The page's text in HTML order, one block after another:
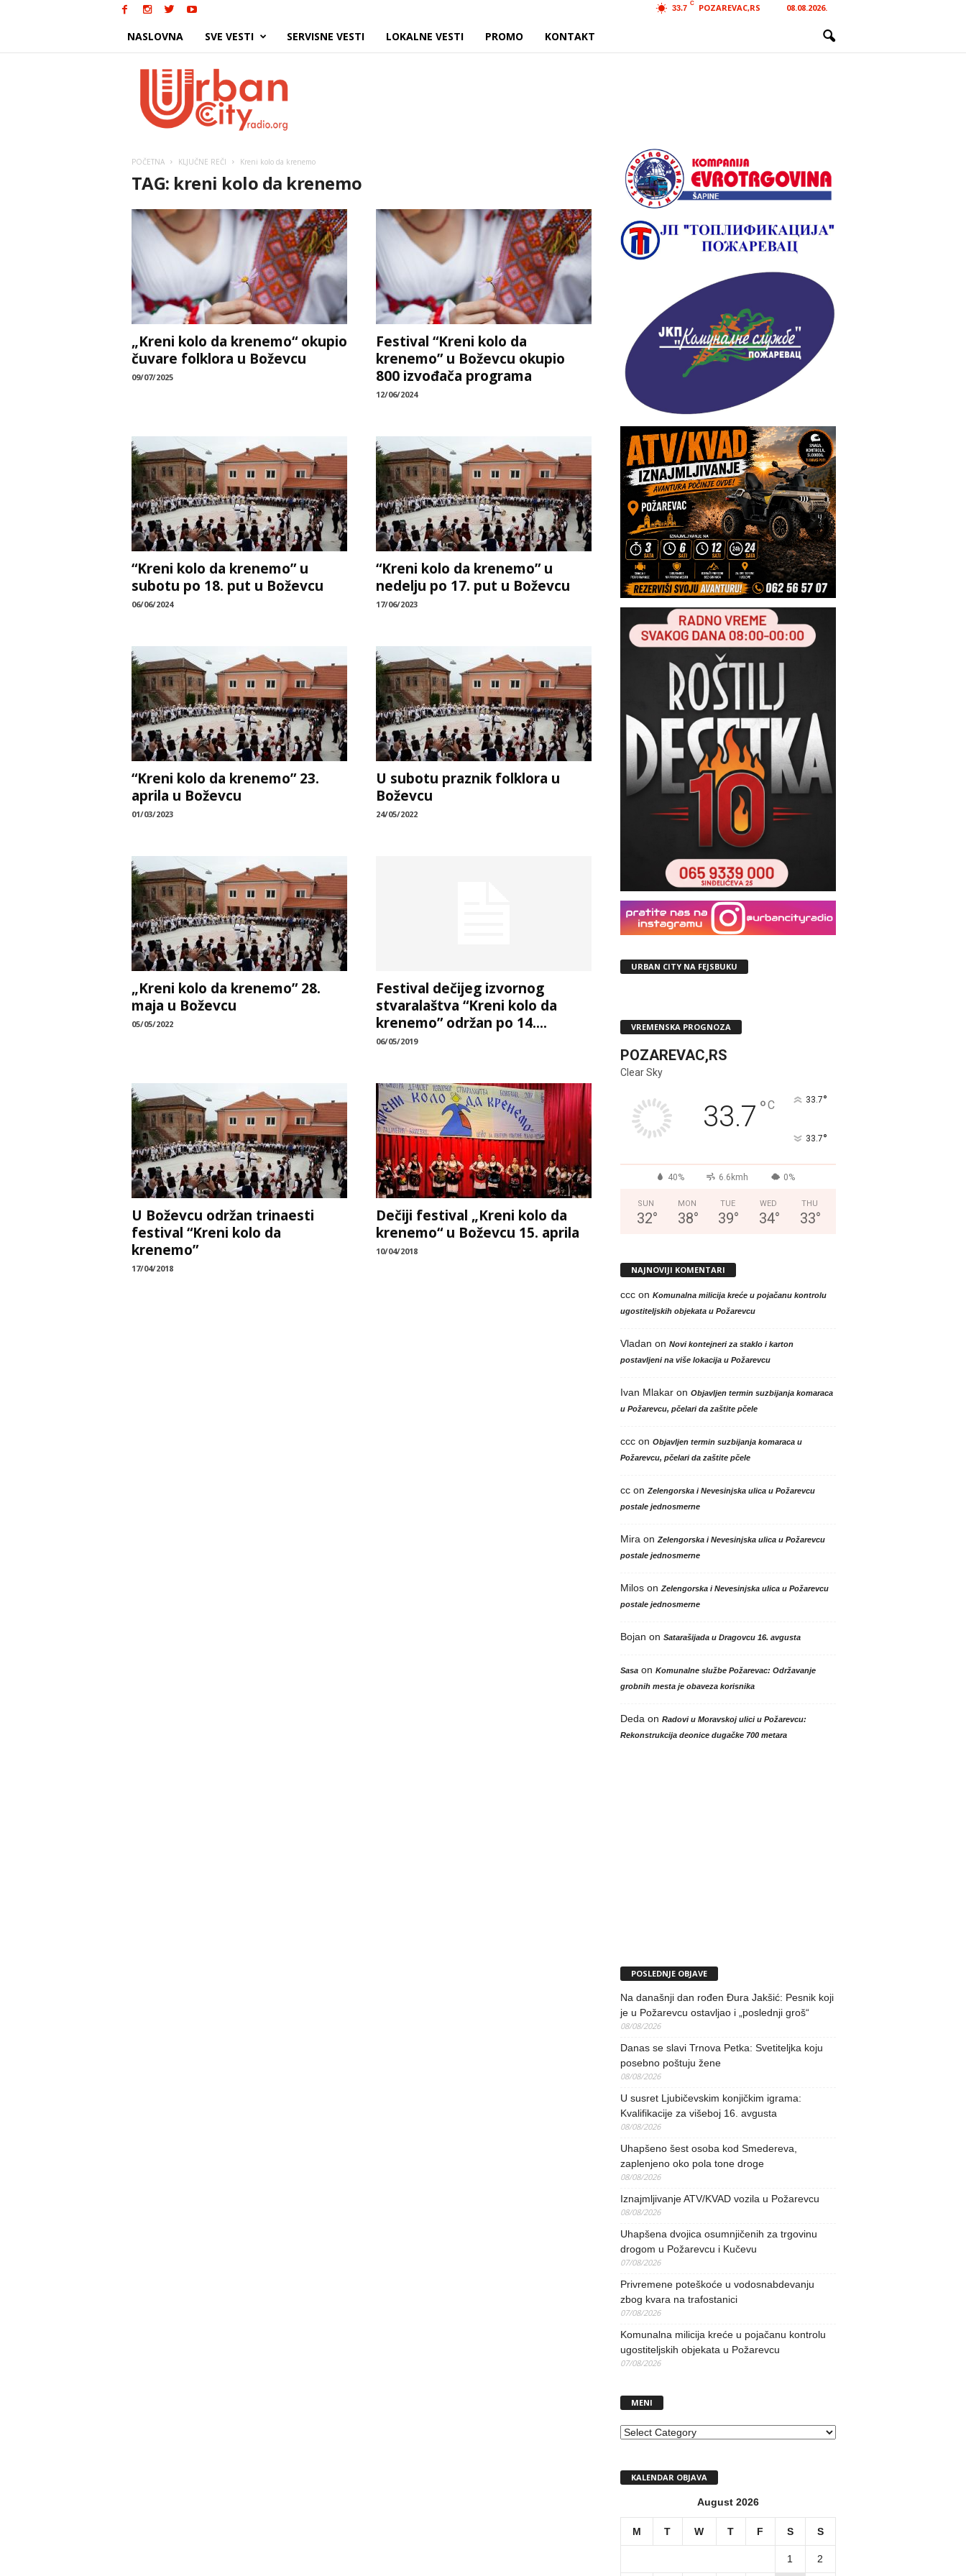
33.7
C POZAREVAC,RS 08.08.2026.
NASLOVNA SVE VESTI SERVISNE VESTI LOKALNE VESTI PROMO KONTAKT
POČETNA KLJUČNE REČI Kreni kolo da krenemo
TAG: kreni kolo da krenemo
„Kreni kolo da krenemo“ okupio
čuvare folklora u Boževcu
09/07/2025
Festival “Kreni kolo da
krenemo” u Boževcu okupio
800 izvođača programa
12/06/2024
“Kreni kolo da krenemo” u
subotu po 18. put u Boževcu
06/06/2024
“Kreni kolo da krenemo” u
nedelju po 17. put u Boževcu
17/06/2023
“Kreni kolo da krenemo” 23.
aprila u Boževcu
01/03/2023
U subotu praznik folklora u
Boževcu
24/05/2022
„Kreni kolo da krenemo” 28.
maja u Boževcu
05/05/2022
Festival dečijeg izvornog
stvaralaštva “Kreni kolo da
krenemo” održan po 14....
06/05/2019
U Boževcu održan trinaesti
festival “Kreni kolo da
krenemo”
17/04/2018
Dečiji festival „Kreni kolo da
krenemo“ u Boževcu 15. aprila
10/04/2018
URBAN CITY NA FEJSBUKU
VREMENSKA PROGNOZA
POZAREVAC,RS
Clear Sky
33.7 °C 33.7°
33.7°
40% 6.6kmh 0%
SUN
32°
MON
38°
TUE
39°
WED
34°
THU
33°
NAJNOVIJI KOMENTARI
cccon Komunalna milicija kreće u pojačanu kontrolu
ugostiteljskih objekata u Požarevcu
Vladan on Novi kontejneri za staklo i karton
postavljeni na više lokacija u Požarevcu
Ivan Mlakaron Objavljen termin suzbijanja komaraca
u Požarevcu, pčelari da zaštite pčele
cccon Objavljen termin suzbijanja komaraca u
Požarevcu, pčelari da zaštite pčele
ccon Zelengorska i Nevesinjska ulica u Požarevcu
postale jednosmerne
Mira on Zelengorska i Nevesinjska ulica u Požarevcu
postale jednosmerne
Miloson Zelengorska i Nevesinjska ulica u Požarevcu
postale jednosmerne
Bojan on Satarašijada u Dragovcu 16. avgusta
Sasaon Komunalne službe Požarevac: Održavanje
grobnih mesta je obaveza korisnika
Deda on Radovi u Moravskoj ulici u Požarevcu:
Rekonstrukcija deonice dugačke 700 metara
POSLEDNJE OBJAVE
Na današnji dan rođen Đura Jakšić: Pesnik koji
je u Požarevcu ostavljao i „poslednji groš“
08/08/2026
Danas se slavi Trnova Petka: Svetiteljka koju
posebno poštuju žene
08/08/2026
U susret Ljubičevskim konjičkim igrama:
Kvalifikacije za višeboj 16. avgusta
08/08/2026
Uhapšeno šest osoba kod Smedereva,
zaplenjeno oko pola tone droge
08/08/2026
Iznajmljivanje ATV/KVAD vozila u Požarevcu
08/08/2026
Uhapšena dvojica osumnjičenih za trgovinu
drogom u Požarevcu i Kučevu
07/08/2026
Privremene poteškoće u vodosnabdevanju
zbog kvara na trafostanici
07/08/2026
Komunalna milicija kreće u pojačanu kontrolu
ugostiteljskih objekata u Požarevcu
07/08/2026
MENI
MENI
KALENDAR OBJAVA
August 2026
M T W T F S S
1 2